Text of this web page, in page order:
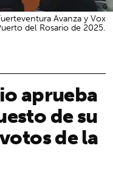
aprueba
de su
de la
Avanza y Vox
del Rosario de 2025.